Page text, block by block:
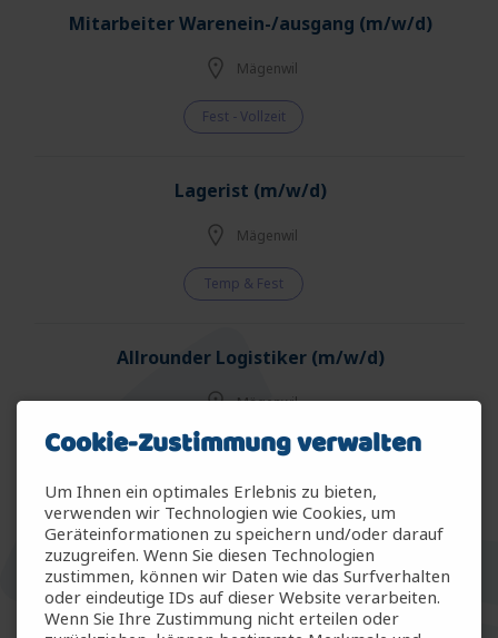
Mitarbeiter Warenein-/ausgang (m/w/d)
Mägenwil
Fest - Vollzeit
Lagerist (m/w/d)
Mägenwil
Temp & Fest
Allrounder Logistiker (m/w/d)
Mägenwil
Temp & Fest
Allrounder Gartenbau (m/w/d)
Arbon
Temp & Fest
Cookie-Zustimmung verwalten
Um Ihnen ein optimales Erlebnis zu bieten,
verwenden wir Technologien wie Cookies, um
Geräteinformationen zu speichern und/oder darauf
zuzugreifen. Wenn Sie diesen Technologien
zustimmen, können wir Daten wie das Surfverhalten
oder eindeutige IDs auf dieser Website verarbeiten.
Wenn Sie Ihre Zustimmung nicht erteilen oder